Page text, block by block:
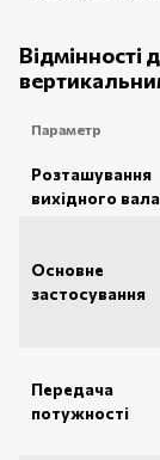
Відмінності
Параметр
Розташування
вихідного вала
Основне
застосування
Передача
потужності